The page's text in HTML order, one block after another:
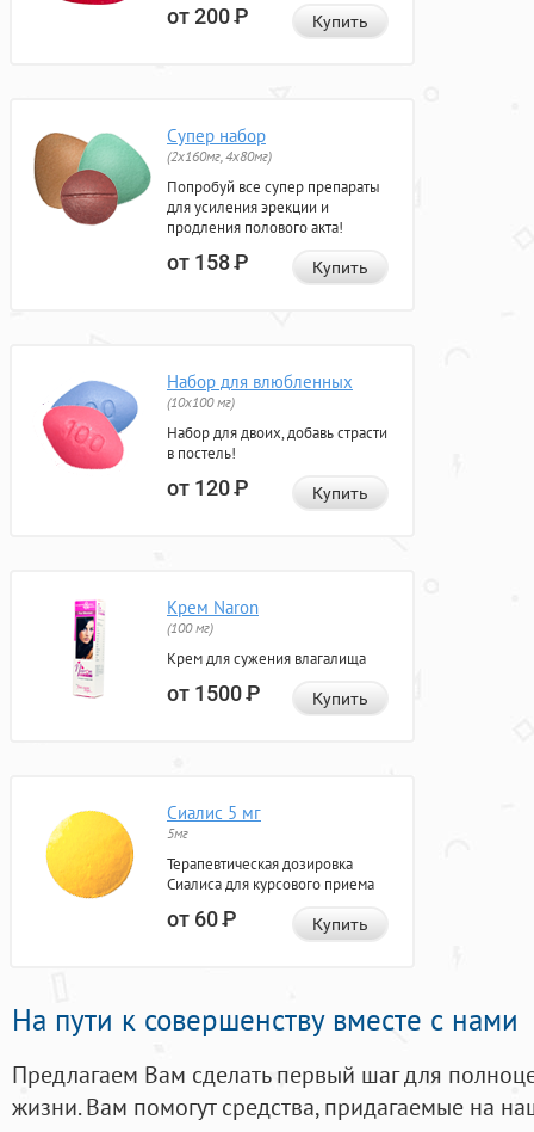
от 200Р Купить
Супер набор
(2х160мг, 4х80мг)
Попробуй все супер препараты
для усиления эрекции и
продления полового акта!
от 158Р Купить
Набор для влюбленных
(10х100 мг)
Набор для двоих, добавь страсти
в постель!
от 120Р Купить
Крем Naron
(100 мг)
Крем для сужения влагалища
от 1500Р Купить
Сиалис 5 мг
5мг
Терапевтическая дозировка
Сиалиса для курсового приема
от 60Р Купить
На пути к совершенству вместе с нами
Предлагаем Вам сделать первый шаг для
жизни. Вам помогут средства, придагаемые на